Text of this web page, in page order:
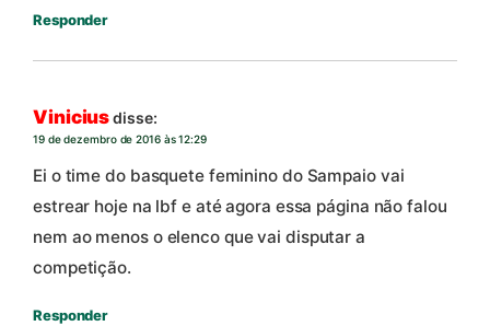
Responder
Viniciusdisse:
19 de dezembro de 2016 às 12:29
Ei o time do basquete feminino do Sampaio vai
estrear hoje na lbf e até agora essa página não falou
nem ao menos o elenco que vai disputar a
competição.
Responder